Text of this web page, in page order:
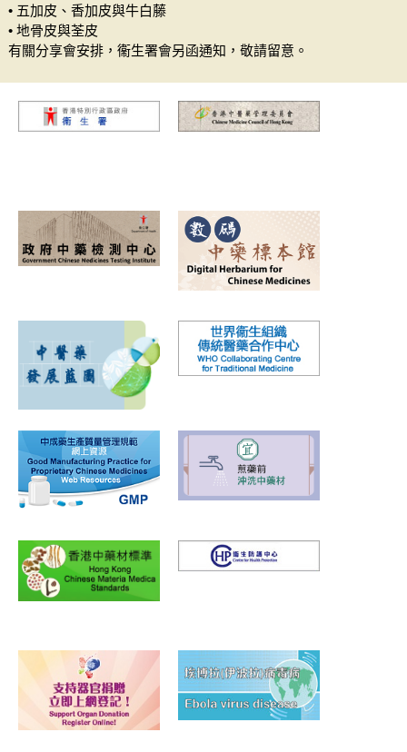
• 五加皮、香加皮與牛白藤
• 地骨皮與荃皮
有關分享會安排，衞生署會另函通知，敬請留意。